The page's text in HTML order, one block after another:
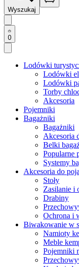
Wyszukaj
0
Lodówki
Lodówki
Lodówki
Torby
Akcesoria
Pojemniki
Bagażniki
Bagażniki
Akcesoria
Belki
Popularne
Systemy
Akcesoria do
Stoły
Zasilanie i
Drabiny
Ochrona i
Biwakowanie w
Namioty
Meble
Pojemniki